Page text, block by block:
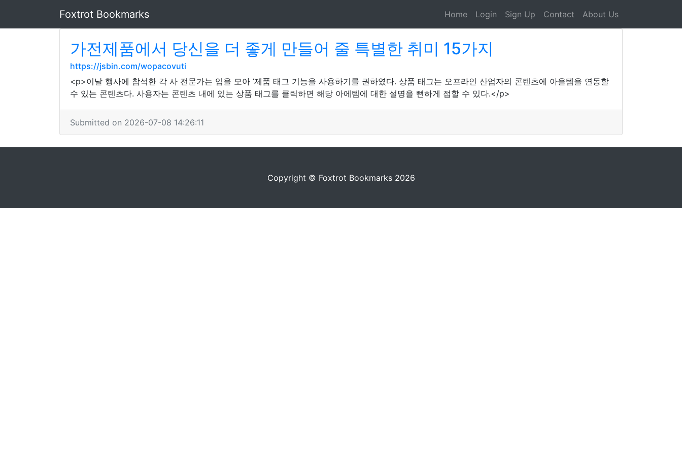
Foxtrot Bookmarks Home Login Sign Up Contact About Us
가전제품에서 당신을 더 좋게 만들어 줄 특별한 취미 15가지
https://jsbin.com/wopacovuti
<p>이날 행사에 참석한 각 사 전문가는 입을 모아 ‘제품 태그 기능을 사용하기를 권하였다. 상품 태그는 오프라인 산업자의 콘텐츠에 아을템을 연동할
수 있는 콘텐츠다. 사용자는 콘텐츠 내에 있는 상품 태그를 클릭하면 해당 아에템에 대한 설명을 뻔하게 접할 수 있다.</p>
Submitted on 2026-07-08 14:26:11
Copyright © Foxtrot Bookmarks 2026